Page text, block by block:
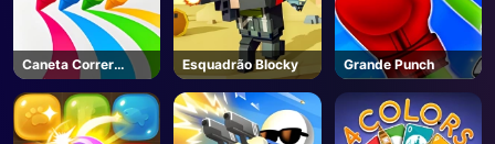
Caneta Correr
Online
Esquadrão Blocky Grande Punch